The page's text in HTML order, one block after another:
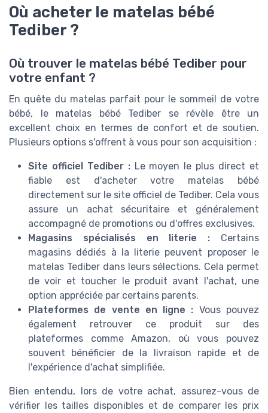
Où acheter le matelas bébé
Tediber ?
Où trouver le matelas bébé Tediber pour
votre enfant ?
En quête du matelas parfait pour le sommeil de votre
bébé, le matelas bébé Tediber se révèle être un
excellent choix en termes de confort et de soutien.
Plusieurs options s'offrent à vous pour son acquisition :
Site officiel Tediber :Le moyen le plus direct et
fiable est d'acheter votre matelas bébé
directement sur le site officiel de Tediber. Cela vous
assure un achat sécuritaire et généralement
accompagné de promotions ou d'offres exclusives.
Magasins spécialisés en literie : Certains
magasins dédiés à la literie peuvent proposer le
matelas Tediber dans leurs sélections. Cela permet
de voir et toucher le produit avant l'achat, une
option appréciée par certains parents.
Plateformes de vente en ligne : Vous pouvez
également retrouver ce produit sur des
plateformes comme Amazon, où vous pouvez
souvent bénéficier de la livraison rapide et de
l'expérience d'achat simplifiée.
Bien entendu, lors de votre achat, assurez-vous de
vérifier les tailles disponibles et de comparer les prix